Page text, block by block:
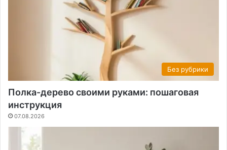
Без рубрики
Полка-дерево своими руками: пошаговая
инструкция
07.08.2026